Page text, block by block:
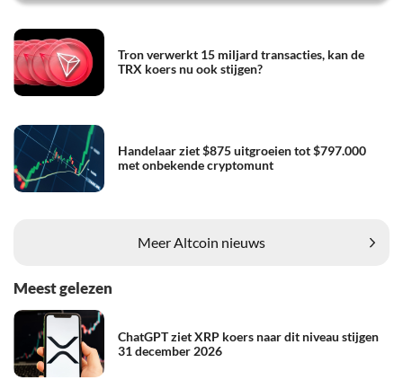
Tron verwerkt 15 miljard transacties, kan de
TRX koers nu ook stijgen?
Handelaar ziet $875 uitgroeien tot $797.000
met onbekende cryptomunt
Meer Altcoin nieuws
Meest gelezen
ChatGPT ziet XRP koers naar dit niveau stijgen
31 december 2026